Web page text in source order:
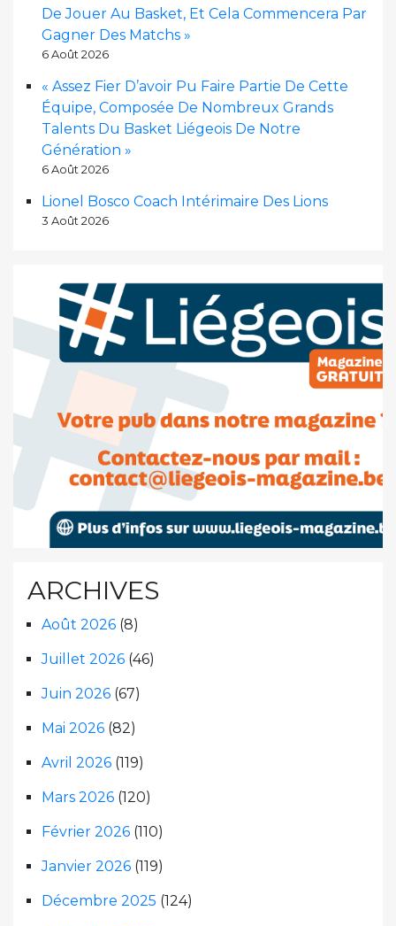
De Jouer Au Basket, Et Cela Commencera Par
Gagner Des Matchs »
6 Août 2026
« Assez Fier D’avoir Pu Faire Partie De Cette
Équipe, Composée De Nombreux Grands
Talents Du Basket Liégeois De Notre
Génération »
6 Août 2026
Lionel Bosco Coach Intérimaire Des Lions
3 Août 2026
ARCHIVES
Août 2026 (8)
Juillet 2026 (46)
Juin 2026 (67)
Mai 2026 (82)
Avril 2026 (119)
Mars 2026 (120)
Février 2026 (110)
Janvier 2026 (119)
Décembre 2025 (124)